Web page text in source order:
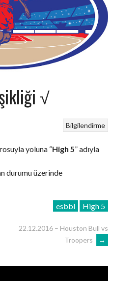
√
Bilgilendirme
yoluna “High 5” adıyla
durumu üzerinde
esbbl High 5
22.12.2016 – Houston Bull vs
Troopers
→